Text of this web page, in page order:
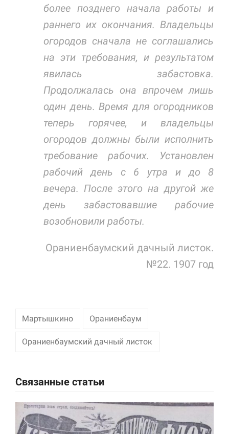
более позднего начала работы и
раннего их окончания. Владельцы
огородов сначала не соглашались
на эти требования, и результатом
явилась забастовка.
Продолжалась она впрочем лишь
один день. Время для огородников
теперь горячее, и владельцы
огородов должны были исполнить
требование рабочих. Установлен
рабочий день с 6 утра и до 8
вечера. После этого на другой же
день забастовавшие рабочие
возобновили работы.
Ораниенбаумский дачный листок.
№22. 1907 год
Мартышкино Ораниенбаум
Ораниенбаумский дачный листок
Связанные статьи
Для того чтобы
улучшить
функциональность
сайта, исходя из
того, как он
используется.
Пользовательский
опыт
максимально
эффективной работы
время вашего
использования этих
файлов cookie
приведет к
исчезновению
сайта.
Маркетинг
Делясь своими
сайта, вы повышаете
персонализированный